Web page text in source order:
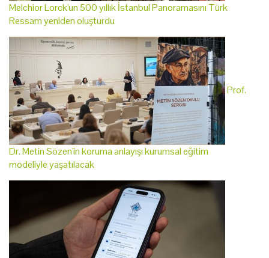
Melchior Lorck'un 500 yıllık İstanbul Panoramasını Türk
Ressam yeniden oluşturdu
Prof.
Dr. Metin Sözen'in koruma anlayışı kurumsal eğitim
modeliyle yaşatılacak